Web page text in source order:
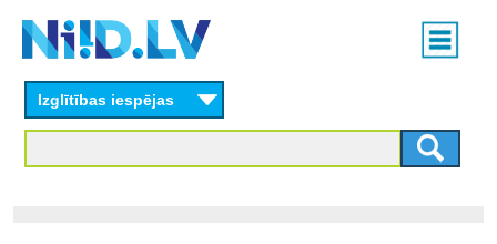
content
Main
menu
Izglītības iespējas